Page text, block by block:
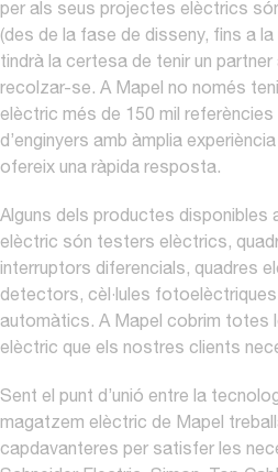
per als seus projectes elèctrics
(des de la fase de disseny, fins a la
tindrà la certesa de tenir un
recolzar-se. A Mapel no només
elèctric més de 150 mil referències
d’enginyers amb àmplia
ofereix una ràpida resposta.
Alguns dels productes disponibles
elèctric són testers elèctrics,
interruptors diferencials, quadres
detectors, cèl·lules
automàtics. A Mapel cobrim totes
elèctric que els nostres clients
Sent el punt d’unió entre la
magatzem elèctric de Mapel
capdavanteres per satisfer les